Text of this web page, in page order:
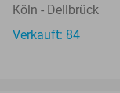
Köln - Dellbrück
Verkauft: 84